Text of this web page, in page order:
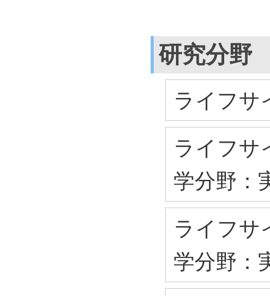
研究分野
ライフサ
ライフサ
学分野：
ライフサ
学分野：